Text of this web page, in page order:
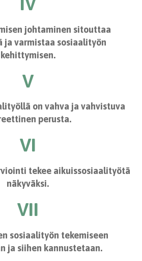
johtaminen sitouttaa
varmistaa sosiaalityön
kehittymisen.
V
on vahva ja vahvistuva
perusta.
VI
tekee aikuissosiaalityötä
näkyväksi.
VII
sosiaalityön tekemiseen
ja siihen kannustetaan.